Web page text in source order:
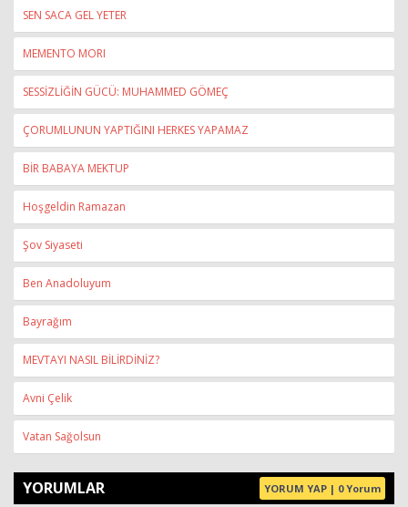
SEN SACA GEL YETER
MEMENTO MORI
SESSİZLİĞİN GÜCÜ: MUHAMMED GÖMEÇ
ÇORUMLUNUN YAPTIĞINI HERKES YAPAMAZ
BİR BABAYA MEKTUP
Hoşgeldin Ramazan
Şov Siyaseti
Ben Anadoluyum
Bayrağım
MEVTAYI NASIL BİLİRDİNİZ?
Avni Çelik
Vatan Sağolsun
YORUMLAR YORUM YAP | 0 Yorum